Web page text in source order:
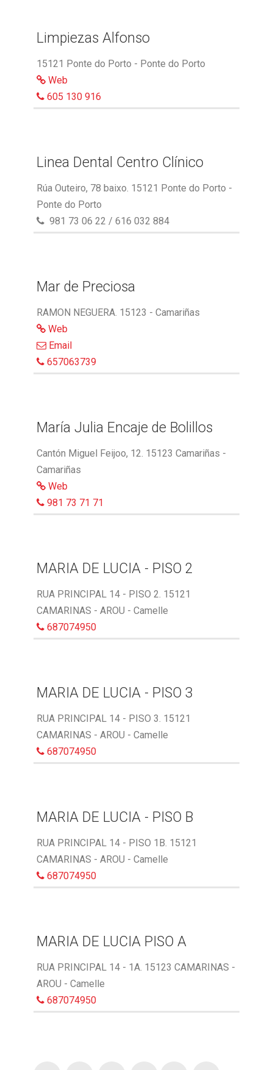
Limpiezas Alfonso
15121 Ponte do Porto - Ponte do Porto
Web
605 130 916
Linea Dental Centro Clínico
Rúa Outeiro, 78 baixo. 15121 Ponte do Porto -
Ponte do Porto
981 73 06 22 / 616 032 884
Mar de Preciosa
RAMON NEGUERA. 15123 - Camariñas
Web
Email
657063739
María Julia Encaje de Bolillos
Cantón Miguel Feijoo, 12. 15123 Camariñas -
Camariñas
Web
981 73 71 71
MARIA DE LUCIA - PISO 2
RUA PRINCIPAL 14 - PISO 2. 15121
CAMARINAS - AROU - Camelle
687074950
MARIA DE LUCIA - PISO 3
RUA PRINCIPAL 14 - PISO 3. 15121
CAMARINAS - AROU - Camelle
687074950
MARIA DE LUCIA - PISO B
RUA PRINCIPAL 14 - PISO 1B. 15121
CAMARINAS - AROU - Camelle
687074950
MARIA DE LUCIA PISO A
RUA PRINCIPAL 14 - 1A. 15123 CAMARINAS -
AROU - Camelle
687074950